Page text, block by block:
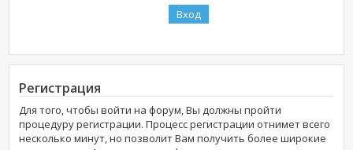
Регистрация
Для того, чтобы войти на форум, Вы должны пройти
процедуру регистрации. Процесс регистрации отнимет всего
несколько минут, но позволит Вам получить более широкие